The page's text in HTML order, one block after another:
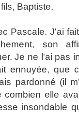
Baptiste.
Pascale. J'ai
son
Je ne l'ai pas
ennuyée, que
pardonné (il
combien elle
insondable